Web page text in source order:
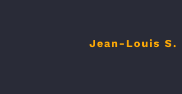
Jean-Louis S.